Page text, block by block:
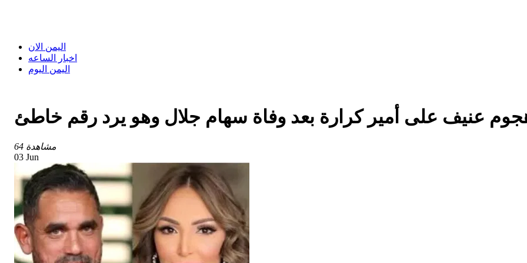
اليمن الان
اخبار الساعه
اليمن اليوم
عنيف على أمير كرارة بعد وفاة سهام جلال وهو يرد رقم خاطئ
64 مشاهدة
03 Jun